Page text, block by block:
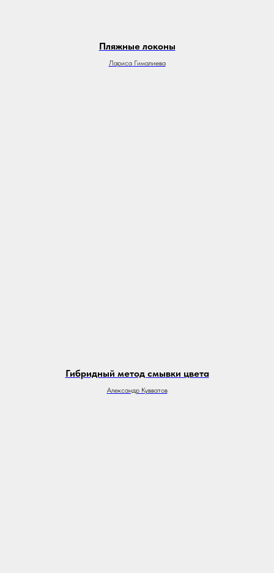
Пляжные локоны
Лариса Гималиева
Гибридный метод смывки цвета
Александр Кувватов